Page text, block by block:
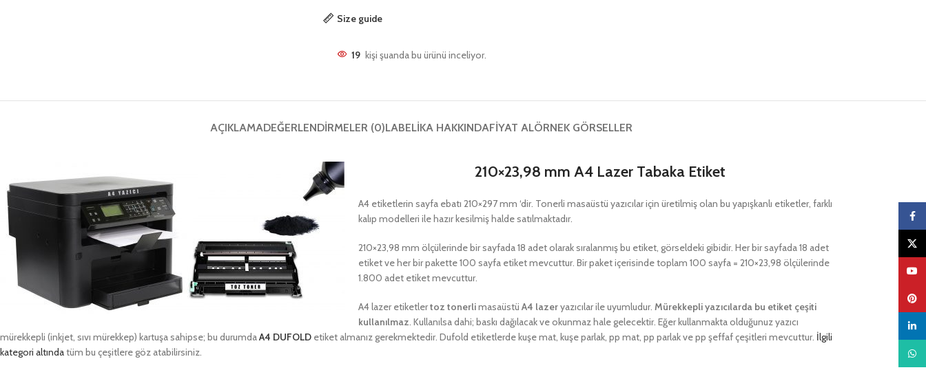
Size guide
19 kişi şuanda bu ürünü inceliyor.
AÇIKLAMADEĞERLENDIRMELER (0)LABELIKA HAKKINDAFIYAT ALÖRNEK GÖRSELLER
210×23,98 mm A4 Lazer Tabaka Etiket
A4 etiketlerin sayfa ebatı 210×297 mm ‘dir. Tonerli masaüstü yazıcılar için üretilmiş olan bu yapışkanlı etiketler, farklı
kalıp modelleri ile hazır kesilmiş halde satılmaktadır.
210×23,98 mm ölçülerinde bir sayfada 18 adet olarak sıralanmış bu etiket, görseldeki gibidir. Her bir sayfada 18 adet
etiket ve her bir pakette 100 sayfa etiket mevcuttur. Bir paket içerisinde toplam 100 sayfa = 210×23,98 ölçülerinde
1.800 adet etiket mevcuttur.
A4 lazer etiketlertoz tonerlimasaüstü A4 lazeryazıcılar ile uyumludur. Mürekkepli yazıcılarda bu etiket çeşiti
kullanılmaz. Kullanılsa dahi; baskı dağılacak ve okunmaz hale gelecektir. Eğer kullanmakta olduğunuz yazıcı
mürekkepli (inkjet, sıvı mürekkep) kartuşa sahipse; bu durumdaA4 DUFOLD etiket almanız gerekmektedir. Dufold etiketlerde kuşe mat, kuşe parlak, pp mat, pp parlak ve pp şeffaf çeşitleri mevcuttur. İlgili
kategori altındatüm bu çeşitlere göz atabilirsiniz.